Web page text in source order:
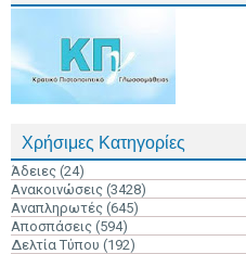
Χρήσιμες Κατηγορίες
Άδειες (24)
Ανακοινώσεις (3428)
Αναπληρωτές (645)
Αποσπάσεις (594)
Δελτία Τύπου (192)